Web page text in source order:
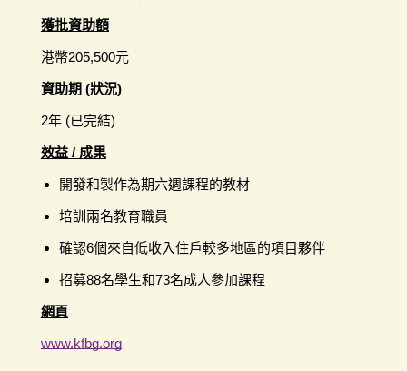
獲批資助額
港幣205,500元
資助期 (狀況)
2年 (已完結)
效益 / 成果
開發和製作為期六週課程的教材
培訓兩名教育職員
確認6個來自低收入住戶較多地區的項目夥伴
招募88名學生和73名成人參加課程
網頁
www.kfbg.org